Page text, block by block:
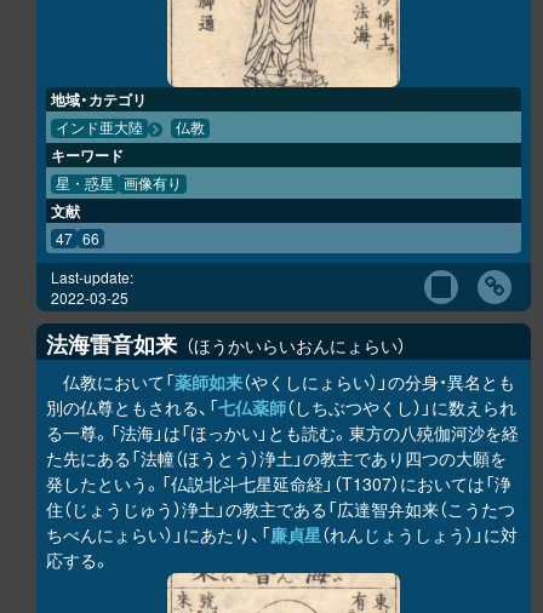
地域・カテゴリ
インド亜大陸 仏教
キーワード
星・惑星 画像有り
文献
47 66
Last-update:
2022-03-25
法海雷音如来
ほうかいらいおんにょらい
仏教において「薬師如来（やくしにょらい）」の分身・異名とも
別の仏尊ともされる、「七仏薬師（しちぶつやくし）」に数えられ
る一尊。「法海」は「ほっかい」とも読む。東方の八殑伽河沙を経
た先にある「法幢（ほうとう）浄土」の教主であり四つの大願を
発したという。「仏説北斗七星延命経」（T1307）においては「浄
住（じょうじゅう）浄土」の教主である「広達智弁如来（こうたつ
ちべんにょらい）」にあたり、「廉貞星（れんじょうしょう）」に対
応する。